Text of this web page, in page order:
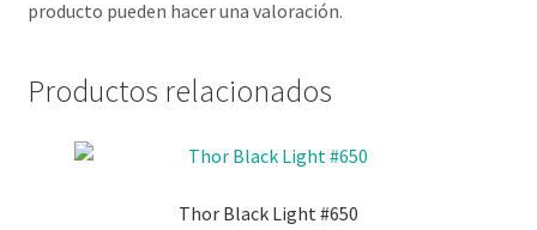
producto pueden hacer una valoración.
Productos relacionados
Thor Black Light #650